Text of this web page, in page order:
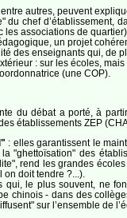
autres, peuvent
du chef d’établissement,
les associations de quartier),
un projet
des enseignants qui, de
: sur les écoles,
(une COP).
du débat a porté, à
établissements ZEP
: elles garantissent le
la "ghettoïsation" des
rend les grandes
doit tendre ?...).
qui, le plus souvent, ne
chinois - dans des
sur l’ensemble de